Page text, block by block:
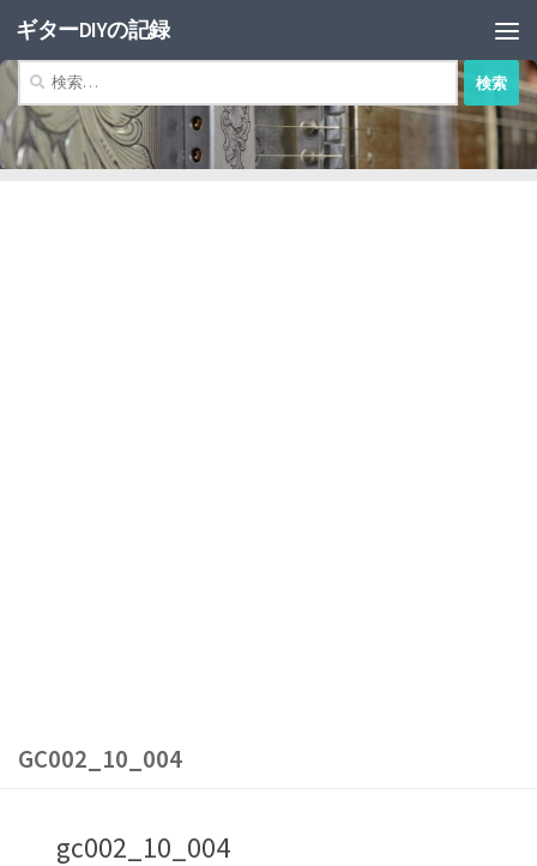
コンテンツへスキップ
ギターDIYの記録
索:
GC002_10_004
gc002_10_004